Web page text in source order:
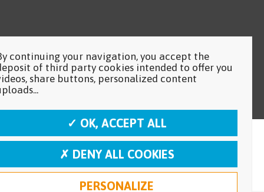
continuing your navigation, you accept the
of third party cookies intended to offer you
share buttons, personalized content
✓ OK, ACCEPT ALL
✗ DENY ALL COOKIES
PERSONALIZE